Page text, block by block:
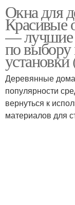
Окна в
Окна для
Красивые
— лучшие
по выбору
Деревянные
популярности
вернуться к
материалов для